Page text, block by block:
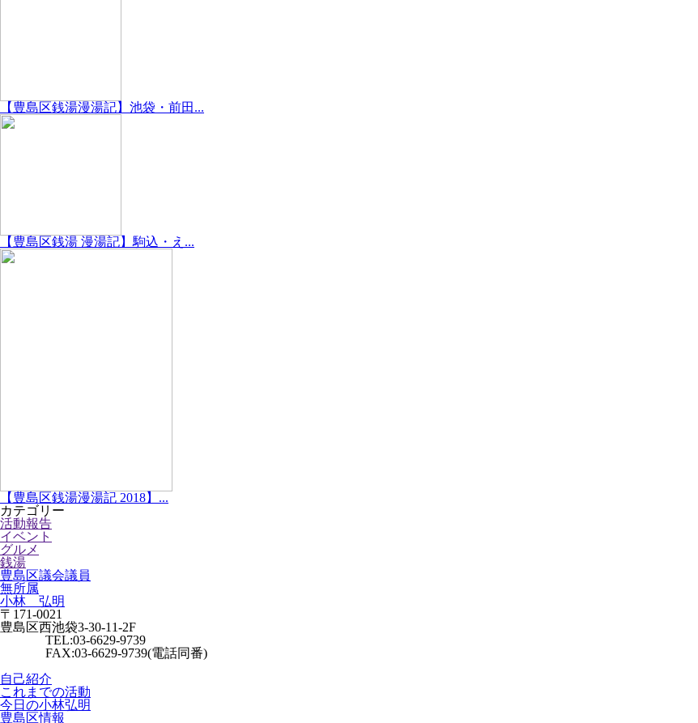
【豊島区銭湯漫湯記】池袋・前田...
【豊島区銭湯 漫湯記】駒込・え...
【豊島区銭湯漫湯記 2018】...
カテゴリー
活動報告
イベント
グルメ
銭湯
豊島区議会議員
無所属
小林 弘明
〒171-0021
豊島区西池袋3-30-11-2F
TEL:03-6629-9739
FAX:03-6629-9739(電話同番)
自己紹介
これまでの活動
今日の小林弘明
豊島区情報